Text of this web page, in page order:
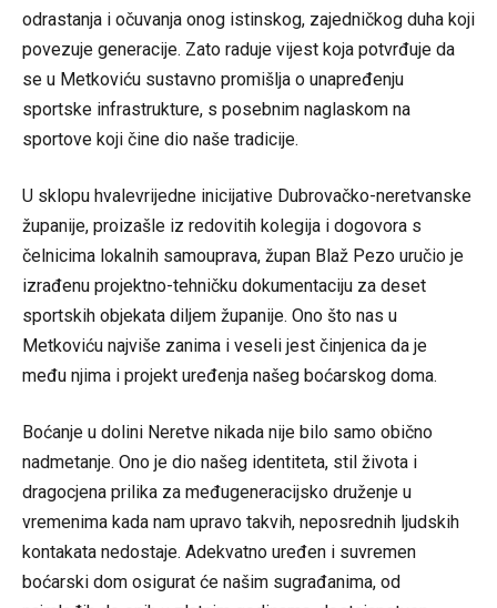
odrastanja i očuvanja onog istinskog, zajedničkog duha koji
povezuje generacije. Zato raduje vijest koja potvrđuje da
se u Metkoviću sustavno promišlja o unapređenju
sportske infrastrukture, s posebnim naglaskom na
sportove koji čine dio naše tradicije.
U sklopu hvalevrijedne inicijative Dubrovačko-neretvanske
županije, proizašle iz redovitih kolegija i dogovora s
čelnicima lokalnih samouprava, župan Blaž Pezo uručio je
izrađenu projektno-tehničku dokumentaciju za deset
sportskih objekata diljem županije. Ono što nas u
Metkoviću najviše zanima i veseli jest činjenica da je
među njima i projekt uređenja našeg boćarskog doma.
Boćanje u dolini Neretve nikada nije bilo samo obično
nadmetanje. Ono je dio našeg identiteta, stil života i
dragocjena prilika za međugeneracijsko druženje u
vremenima kada nam upravo takvih, neposrednih ljudskih
kontakata nedostaje. Adekvatno uređen i suvremen
boćarski dom osigurat će našim sugrađanima, od